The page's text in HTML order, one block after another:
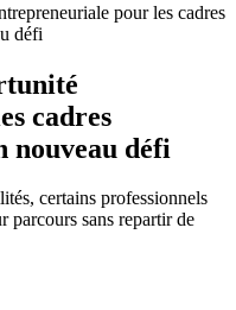
pour les cadres
défi
cadres
nouveau défi
certains professionnels
parcours sans repartir de